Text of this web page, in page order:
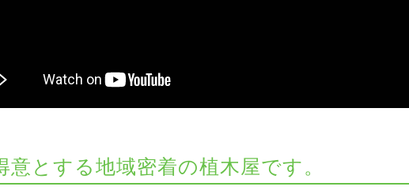
とする地域密着の植木屋です。